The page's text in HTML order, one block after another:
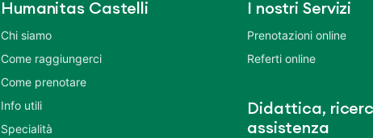
Humanitas Castelli
Chi siamo
Come raggiungerci
Come prenotare
Info utili
Specialità
I nostri Servizi
Prenotazioni online
Referti online
Didattica,
assistenza